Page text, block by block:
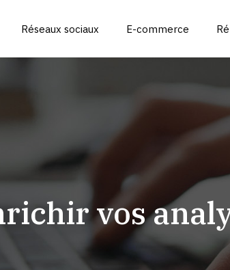
Réseaux sociaux E-commerce
vos